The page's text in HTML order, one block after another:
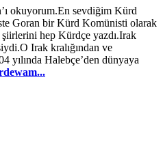
okuyorum.En sevdiğim Kürd
Goran bir Kürd Komünisti olarak
hep Kürdçe yazdı.Irak
Irak kralığından ve
yılında Halebçe’den dünyaya